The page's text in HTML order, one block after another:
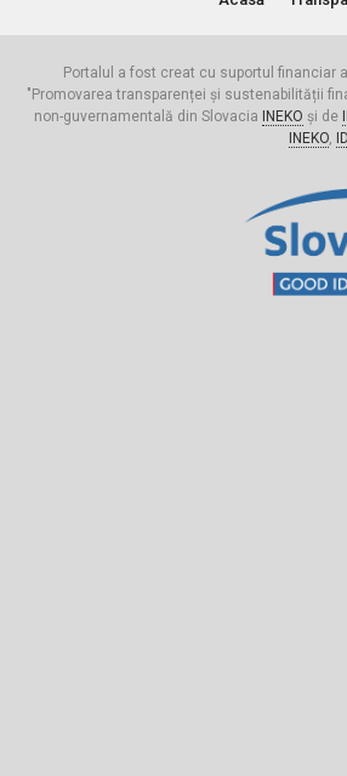
Portalul a fost creat cu suportul financiar
"Promovarea transparenței și sustenabilității
non-guvernamentală din Slovacia
INEKO și de
INEKO,